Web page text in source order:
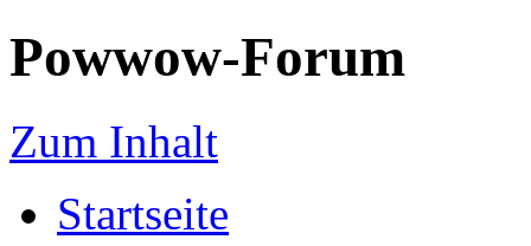
Powwow-Forum
Zum Inhalt
Startseite